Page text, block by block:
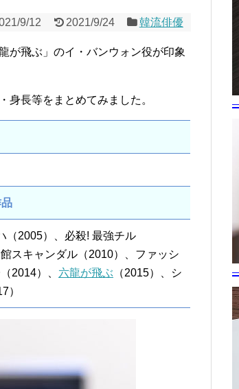
9/12 2021/9/24 韓流俳優
が飛ぶ」のイ・バンウォン役が印象
身長等をまとめてみました。
（2005）、必殺! 最強チル
スキャンダル（2010）、ファッシ
2014）、 六龍が飛ぶ （2015）、シ
）